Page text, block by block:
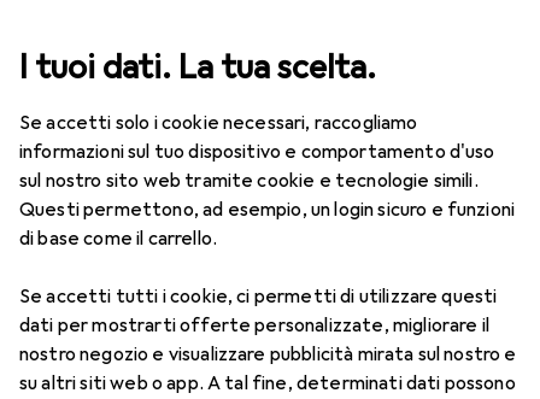
I tuoi dati. La tua scelta.
Se accetti solo i cookie necessari, raccogliamo
informazioni sul tuo dispositivo e comportamento d'uso
sul nostro sito web tramite cookie e tecnologie simili.
Questi permettono, ad esempio, un login sicuro e funzioni
di base come il carrello.
Se accetti tutti i cookie, ci permetti di utilizzare questi
dati per mostrarti offerte personalizzate, migliorare il
nostro negozio e visualizzare pubblicità mirata sul nostro e
su altri siti web o app. A tal fine, determinati dati possono
Lenti a contatto Air Optix più HydraGlyde per l'astigmatismo
1 Immagine
Air Optix più HydraGlyde per
-8, Obiettivo mensile, 6 pz., Torico
Prezzo in EUR IVA incl.
EUR
49,16 EUR
8,20/1pz.